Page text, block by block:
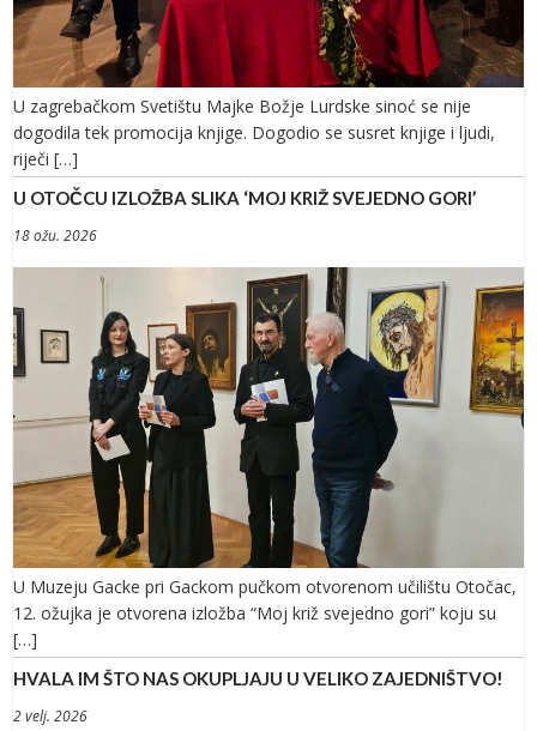
U zagrebačkom Svetištu Majke Božje Lurdske sinoć se nije
dogodila tek promocija knjige. Dogodio se susret knjige i ljudi,
riječi […]
U OTOČCU IZLOŽBA SLIKA ‘MOJ KRIŽ SVEJEDNO GORI’
18 ožu. 2026
U Muzeju Gacke pri Gackom pučkom otvorenom učilištu Otočac,
12. ožujka je otvorena izložba “Moj križ svejedno gori” koju su
[…]
HVALA IM ŠTO NAS OKUPLJAJU U VELIKO ZAJEDNIŠTVO!
2 velj. 2026